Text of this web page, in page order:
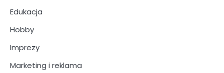
Edukacja
Hobby
Imprezy
Marketing i reklama